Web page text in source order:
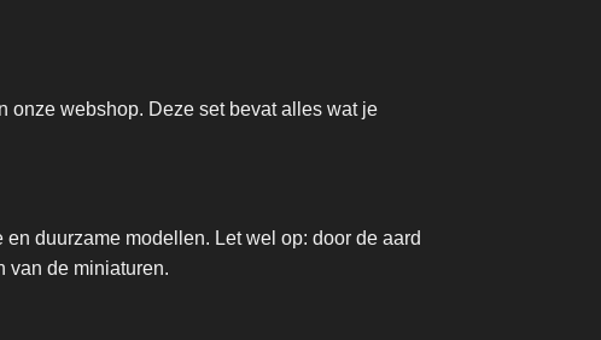
onze webshop. Deze set bevat alles wat je
duurzame modellen. Let wel op: door de aard
van de miniaturen.